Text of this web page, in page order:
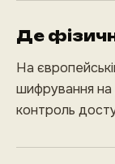
Де
На
шифрування на
контроль